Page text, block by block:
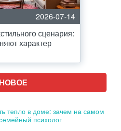
2026-07-14
сценария:
характер
НОВОЕ
тепло в доме: зачем на самом
психолог